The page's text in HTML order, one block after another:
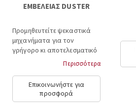
ΕΜΒΕΛΕΙΑΣ DUSTER
Προμηθευτείτε ψεκαστικά
μηχανήματα για τον
γρήγορο κι αποτελεσματικό
καθαρισμό κάθε είδουςΠερισσότερα
Επικοινωνήστε για
προσφορά